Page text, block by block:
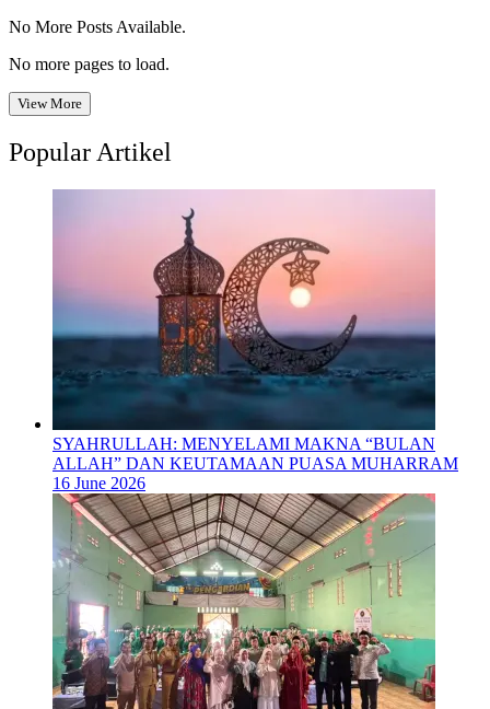
No More Posts Available.
No more pages to load.
View More
Popular Artikel
SYAHRULLAH: MENYELAMI MAKNA “BULAN
ALLAH” DAN KEUTAMAAN PUASA MUHARRAM
16 June 2026